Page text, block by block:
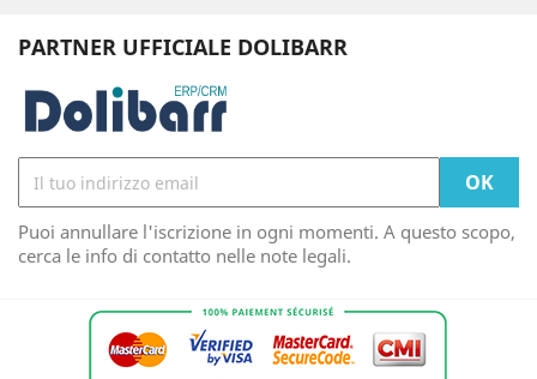
PARTNER UFFICIALE DOLIBARR
Puoi annullare l'iscrizione in ogni momenti. A questo scopo,
cerca le info di contatto nelle note legali.